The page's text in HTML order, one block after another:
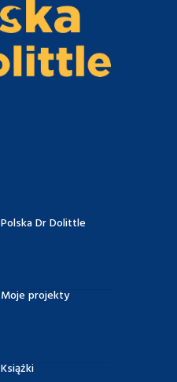
Polska Dr Dolittle
Moje projekty
Książki